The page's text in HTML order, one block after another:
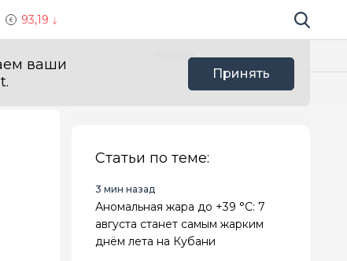
93,19 Поиск по
ваши
Принять
Польза
Статьи по теме:
3 мин назад
Аномальная жара до +39 °C: 7
августа станет самым жарким
днём лета на Кубани